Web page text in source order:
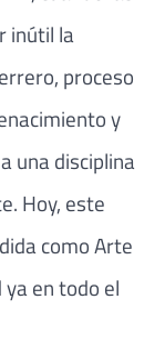
inútil la
proceso
y
una disciplina
Hoy, este
como Arte
en todo el